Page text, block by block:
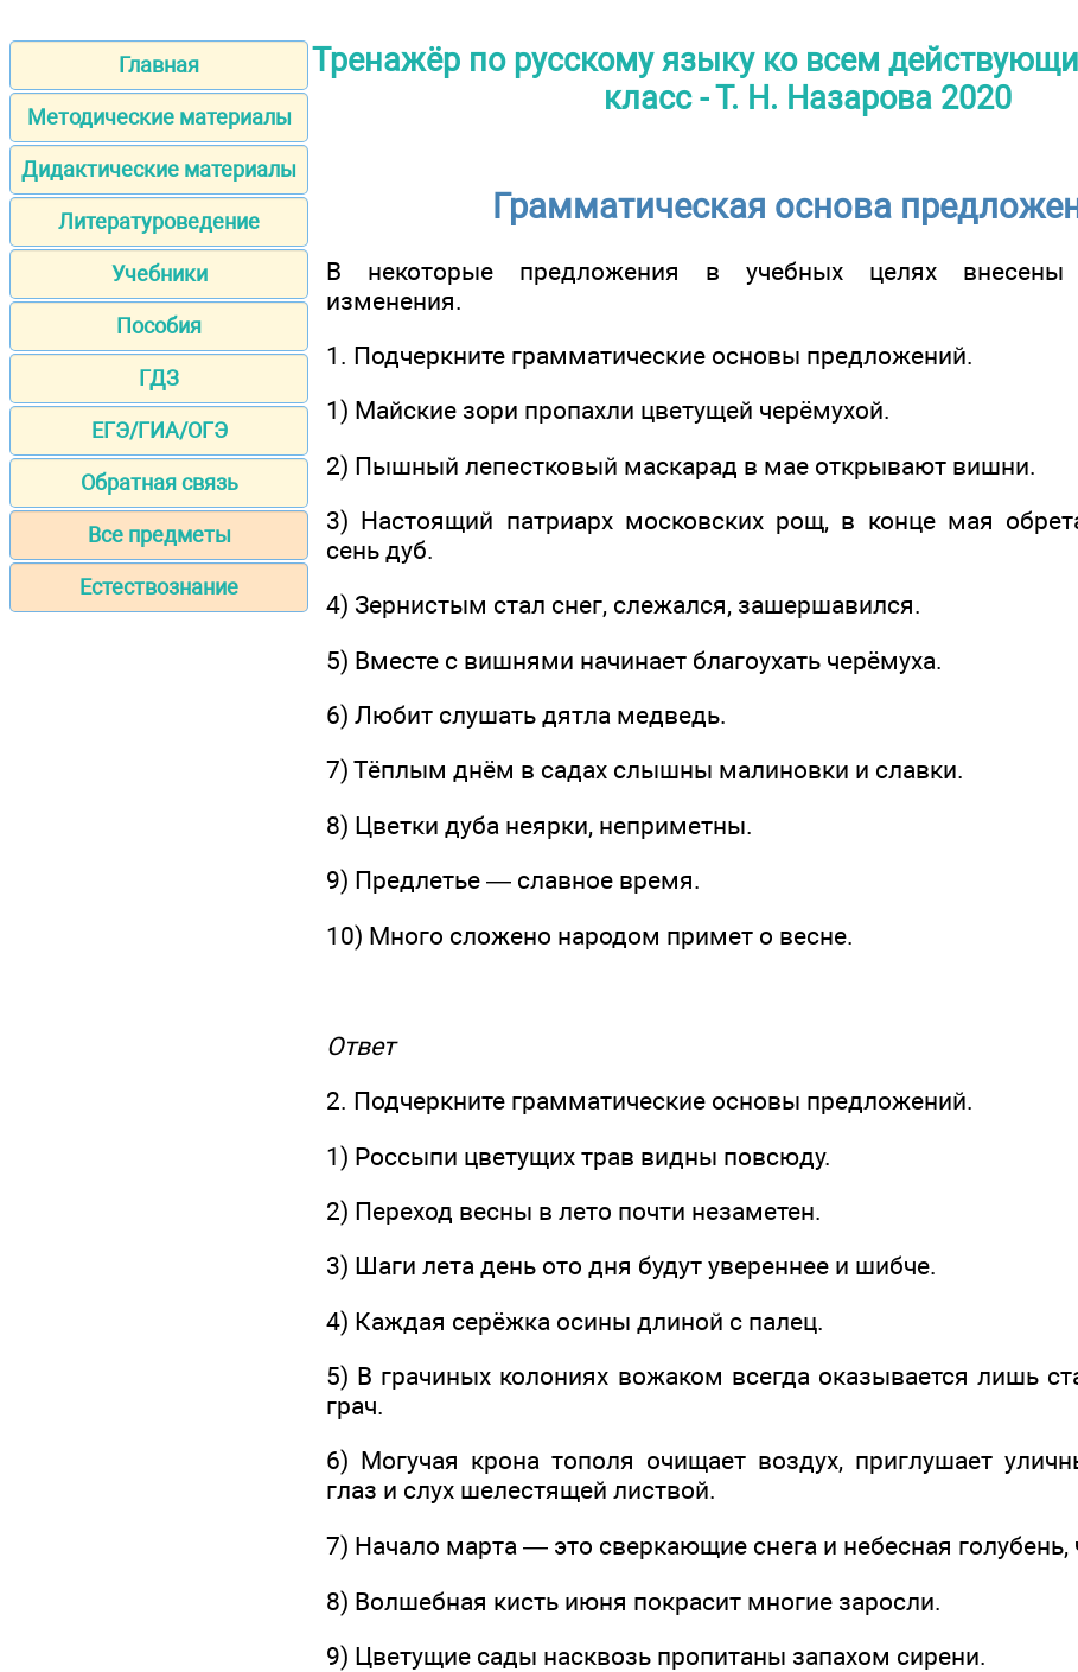
Главная
Методические материалы
Дидактические материалы
Литературоведение
Учебники
Пособия
ГДЗ
ЕГЭ/ГИА/ОГЭ
Обратная связь
Все предметы
Естествознание
Тренажёр по русскому языку ко всем
класс - Т. Н. Назарова 2020
Грамматическая основа
В некоторые предложения в учебных целях внесены
изменения.
1. Подчеркните грамматические основы предложений.
1) Майские зори пропахли цветущей черёмухой.
2) Пышный лепестковый маскарад в мае открывают вишни.
3) Настоящий патриарх московских рощ, в конце мая
сень дуб.
4) Зернистым стал снег, слежался, зашершавился.
5) Вместе с вишнями начинает благоухать черёмуха.
6) Любит слушать дятла медведь.
7) Тёплым днём в садах слышны малиновки и славки.
8) Цветки дуба неярки, неприметны.
9) Предлетье — славное время.
10) Много сложено народом примет о весне.
Ответ
2. Подчеркните грамматические основы предложений.
1) Россыпи цветущих трав видны повсюду.
2) Переход весны в лето почти незаметен.
3) Шаги лета день ото дня будут увереннее и шибче.
4) Каждая серёжка осины длиной с палец.
5) В грачиных колониях вожаком всегда оказывается лишь
грач.
6) Могучая крона тополя очищает воздух, приглушает
глаз и слух шелестящей листвой.
7) Начало марта — это сверкающие снега и небесная голубень,
8) Волшебная кисть июня покрасит многие заросли.
9) Цветущие сады насквозь пропитаны запахом сирени.